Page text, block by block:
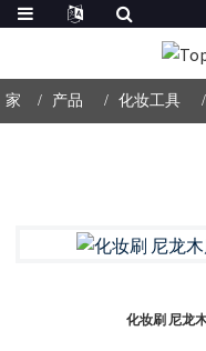
家 产品 化妆工具
化妆刷 尼龙